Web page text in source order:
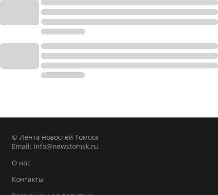
© Лента новостей Томска
Email: info@newstomsk.ru
О нас
Контакты